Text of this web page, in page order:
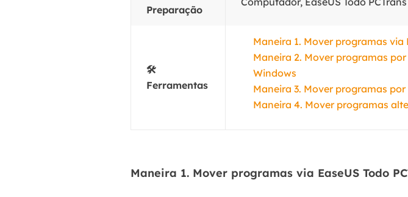
Preparação
🛠️
Ferramentas
Maneira 1. Mover programas via
Maneira 2. Mover programas
Windows
Maneira 3. Mover programas
Maneira 4. Mover programas
Maneira 1. Mover programas via EaseUS Todo